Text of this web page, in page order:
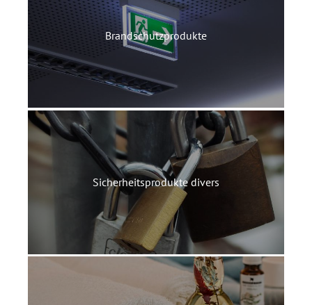
Brandschutzprodukte
Sicherheitsprodukte divers